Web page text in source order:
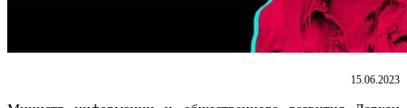
15.06.2023